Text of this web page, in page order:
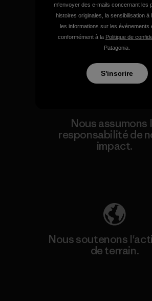
Nous garantissons
produits que
fabriquons.
Nous assumons
responsabilité de
impact.
Nous soutenons
de terrain.
m'envoyer des e-mails concernant les
histoires originales, la sensibilisation à
les informations sur les événements
conformément à la Politique de
Patagonia.
S'inscrire